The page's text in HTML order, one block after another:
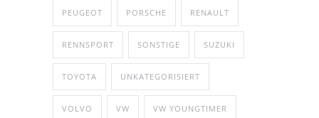
PEUGEOT PORSCHE RENAULT
RENNSPORT SONSTIGE SUZUKI
TOYOTA UNKATEGORISIERT
VOLVO VW VW YOUNGTIMER